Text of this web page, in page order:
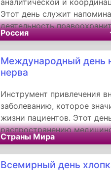
аналитической и
Этот день служит
деятельность
тщательного
стратегического
роль штабных
различными службами и
общественного порядка.
Россия
Международный день
нерва
Инструмент привлечения
заболеванию, которое
жизни пациентов. Этот
распространению
диагностики, а также
страдающим от этого
о болезни помогает
Страны Мира
Всемирный день